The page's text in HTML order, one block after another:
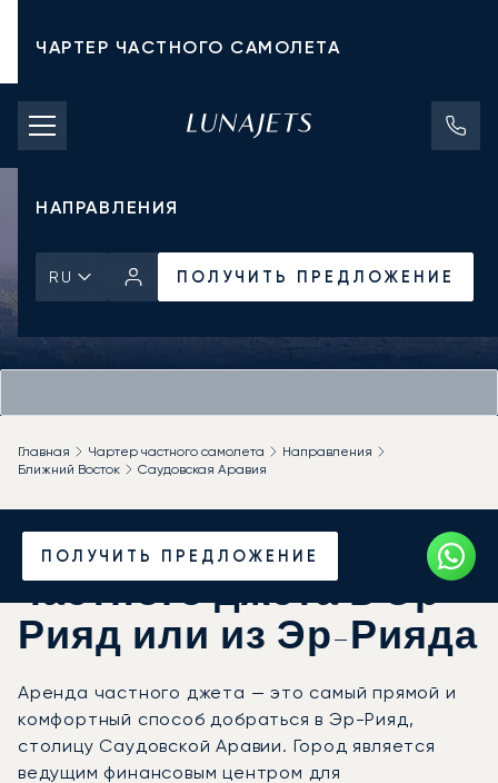
ЧАРТЕР ЧАСТНОГО САМОЛЕТА
СТОИМОСТЬ ЧАРТЕРА
ЧАСТНЫЕ САМОЛЕТЫ
НАПРАВЛЕНИЯ
RU ПОЛУЧИТЬ ПРЕДЛОЖЕНИЕ
ПОЛУЧИТЬ ПРЕДЛОЖЕНИЕ
Главная Чартер частного самолета
Направления
Ближний Восток
Саудовская Аравия
Закажите аренду
частного джета в Эр-
Рияд или из Эр-Рияда
Аренда частного джета — это самый прямой и
комфортный способ добраться в Эр-Рияд,
столицу Саудовской Аравии. Город является
ведущим финансовым центром для